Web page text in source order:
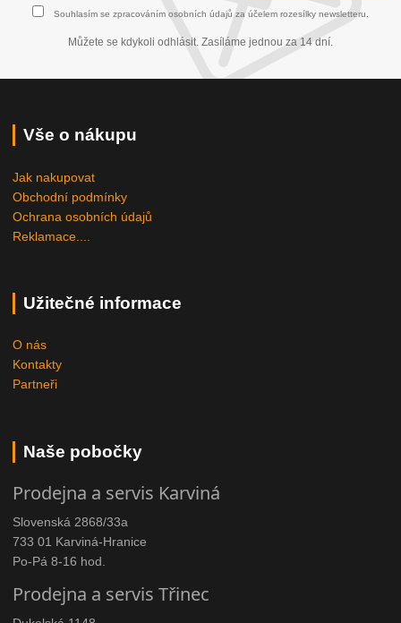
Souhlasím se zpracováním osobních údajů za účelem rozesílky newsletteru.
Můžete se kdykoli odhlásit. Zasíláme jednou za 14 dní.
Vše o nákupu
Jak nakupovat
Obchodní podmínky
Ochrana osobních údajů
Reklamace....
Užitečné informace
O nás
Kontakty
Partneři
Naše pobočky
Prodejna a servis Karviná
Slovenská 2868/33a
733 01 Karviná-Hranice
Po-Pá 8-16 hod.
Prodejna a servis Třinec